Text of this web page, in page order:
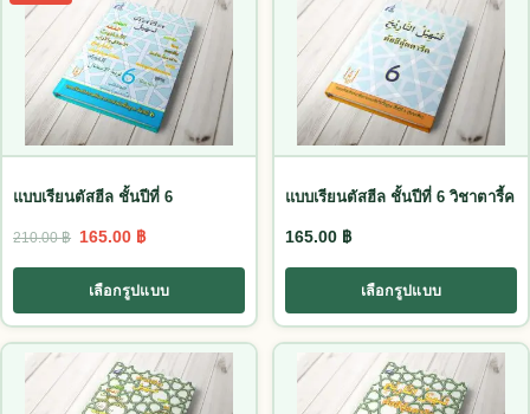
แบบเรียนตัสฮีล ชั้นปีที่ 6
210.00฿ Original price was: 210.00 ฿.
165.00 ฿Current price is: 165.00 ฿.
เลือกรูปแบบ
แบบเรียนตัสฮีล ชั้นปีที่ 6 วิชาตารี้ค
165.00 ฿
เลือกรูปแบบ
This product has multiple variants. The options may be
This product has multiple